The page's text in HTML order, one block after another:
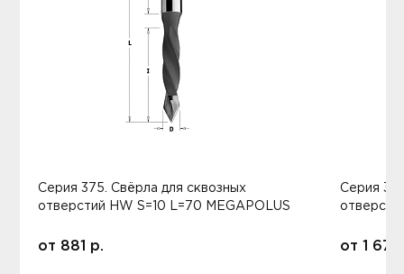
Серия 375. Свёрла для сквозных
отверстий HW S=10 L=70 MEGAPOLUS
от 881 р.
Серия
от 1 672